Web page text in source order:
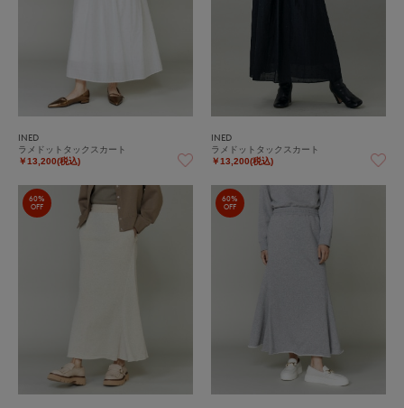
INED
ラメドットタックスカート
￥13,200(税込)
INED
ラメドットタックスカート
￥13,200(税込)
60%
OFF
60%
OFF